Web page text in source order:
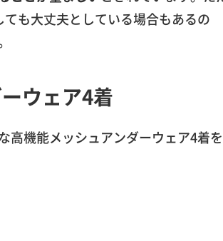
も大丈夫としている場合もあるの
ウェア4着
高機能メッシュアンダーウェア4着を